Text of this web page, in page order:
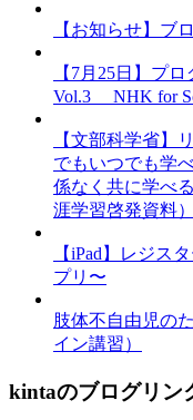
【お知らせ】ブ
【7月25日】プ
Vol.3 NHK for
【文部科学省
でもいつでも学
係なく共に学べ
涯学習啓発資料
【iPad】レジス
プリ〜
肢体不自由児の
イン講習）
kintaのブログリン